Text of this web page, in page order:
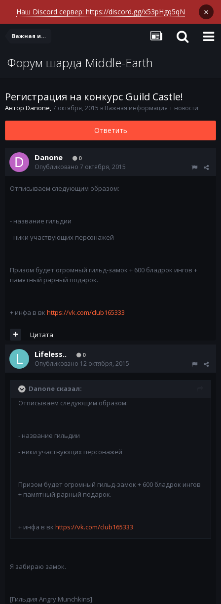
Наш Discord сервер: https://discord.gg/x53pHgq5qN ×
Важная информация + новости
Форум шарда Middle-Earth
Регистрация на конкурс Guild Castle!
Автор Danone,7 октября, 2015 в Важная информация + новости
Ответить
Danone 0
Опубликовано 7 октября, 2015
Отписываем следующим образом:
- название гильдии
- ники участвующих персонажей
Призом будет огромный гильд-замок + 600 бладрок ингов +
памятный рарный подарок.
+ инфа в вк https://vk.com/club165333
Цитата
Lifeless.. 0
Опубликовано 12 октября, 2015
Danone сказал:
Отписываем следующим образом:
- название гильдии
- ники участвующих персонажей
Призом будет огромный гильд-замок + 600 бладрок ингов
+ памятный рарный подарок.
+ инфа в вк https://vk.com/club165333
Я забираю замок.
[Гильдия Angry Munchkins]